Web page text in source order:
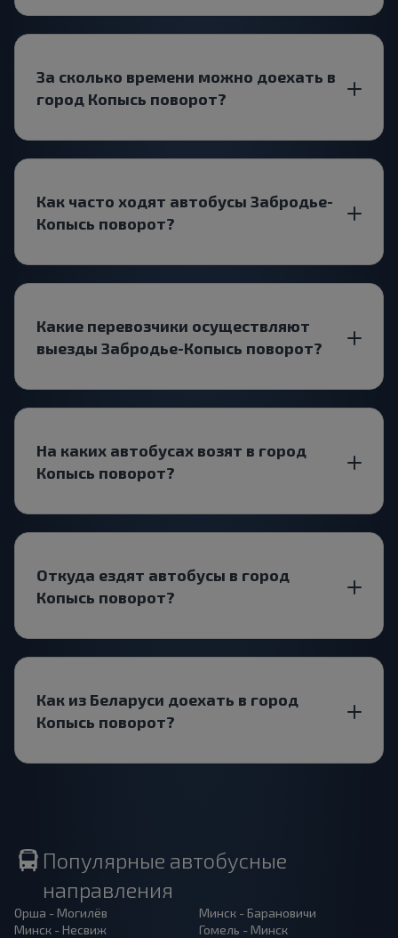
За сколько времени можно доехать в
город Копысь поворот?
Как часто ходят автобусы Забродье-
Копысь поворот?
Какие перевозчики осуществляют
выезды Забродье-Копысь поворот?
На каких автобусах возят в город
Копысь поворот?
Откуда ездят автобусы в город
Копысь поворот?
Как из Беларуси доехать в город
Копысь поворот?
Популярные автобусные
направления
Орша - Могилёв
Минск - Несвиж
Минск - Барановичи
Гомель - Минск